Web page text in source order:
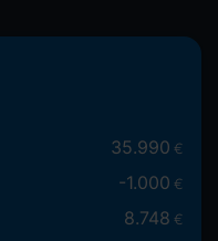
35.990 €
-1.000 €
8.748 €